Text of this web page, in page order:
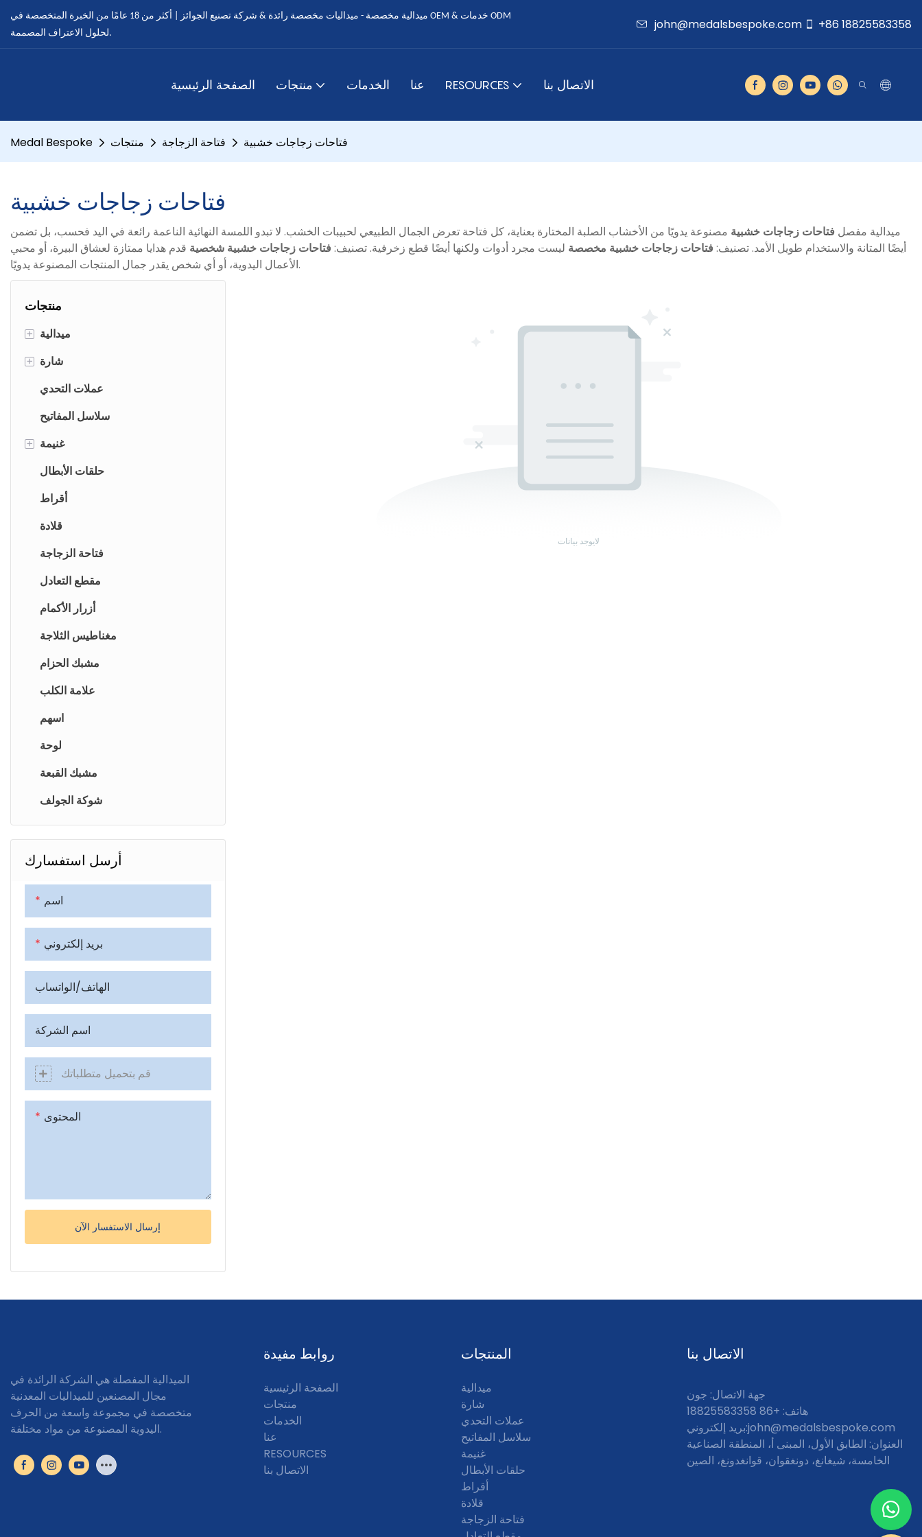
ميدالية مخصصة - ميداليات مخصصة رائدة & شركة تصنيع الجوائز | أكثر من 18 عامًا من الخبرة المتخصصة في OEM & خدمات ODM
لحلول الاعتراف المصممة.
john@medalsbespoke.com +86 18825583358
الصفحة الرئيسية منتجات الخدمات عنا RESOURCES الاتصال بنا
Medal Bespoke منتجات فتاحة الزجاجة فتاحات زجاجات خشبية
فتاحات زجاجات خشبية
ميدالية مفصل فتاحات زجاجات خشبية مصنوعة يدويًا من الأخشاب الصلبة المختارة بعناية، كل فتاحة تعرض الجمال الطبيعي لحبيبات الخشب. لا تبدو اللمسة النهائية الناعمة رائعة في اليد فحسب، بل تضمن
أيضًا المتانة والاستخدام طويل الأمد. تصنيف: فتاحات زجاجات خشبية مخصصة ليست مجرد أدوات ولكنها أيضًا قطع زخرفية. تصنيف: فتاحات زجاجات خشبية شخصية قدم هدايا ممتازة لعشاق البيرة، أو محبي
الأعمال اليدوية، أو أي شخص يقدر جمال المنتجات المصنوعة يدويًا.
منتجات
+ ميدالية
ميداليات معدنية
ميداليات خشبية
ميداليات سليت
ميداليات ألياف الكربون
ميداليات بقيادة
+ شارة
شارات معدنية
شارات خشبية
شارات لائحة
شارات LED
شارة صفيح
شارة من ألياف الكربون
عملات التحدي
سلاسل المفاتيح
+ غنيمة
الجوائز المعدنية
الجوائز الخشبية
الجوائز البلاستيكية
الجوائز الكريستالية
حلقات الأبطال
أقراط
قلادة
فتاحة الزجاجة
مقطع التعادل
أزرار الأكمام
مغناطيس الثلاجة
مشبك الحزام
علامة الكلب
اسهم
لوحة
مشبك القبعة
شوكة الجولف
أرسل استفسارك
اسم
بريد إلكتروني
الهاتف/الواتساب
اسم الشركة
قم بتحميل متطلباتك
المحتوى
إرسال الاستفسار الآن
لايوجد بيانات
الميدالية المفصلة هي الشركة الرائدة في
مجال المصنعين للميداليات المعدنية
متخصصة في مجموعة واسعة من الحرف
اليدوية المصنوعة من مواد مختلفة.
روابط مفيدة
الصفحة الرئيسية
منتجات
الخدمات
عنا
RESOURCES
الاتصال بنا
المنتجات
ميدالية
شارة
عملات التحدي
سلاسل المفاتيح
غنيمة
حلقات الأبطال
أقراط
قلادة
فتاحة الزجاجة
الاتصال بنا
جهة الاتصال: جون
هاتف: +86 18825583358
بريد إلكتروني:john@medalsbespoke.com
العنوان: الطابق الأول، المبنى أ، المنطقة الصناعية
الخامسة، شيغانغ، دونغقوان، قوانغدونغ، الصين